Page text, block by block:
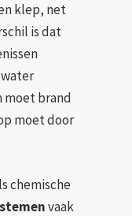
klep, net
is dat
brand
moet door
chemische
vaak